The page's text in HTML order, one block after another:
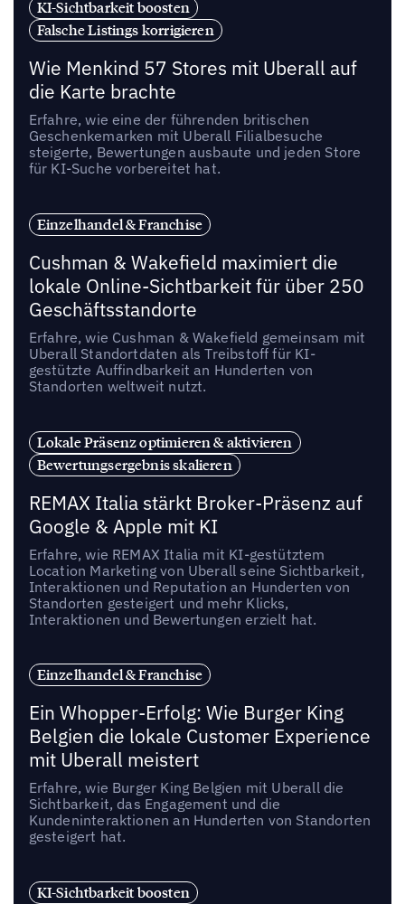
KI-Sichtbarkeit boosten
Falsche Listings korrigieren
Wie Menkind 57 Stores mit Uberall auf
die Karte brachte
Erfahre, wie eine der führenden britischen
Geschenkemarken mit Uberall Filialbesuche
steigerte, Bewertungen ausbaute und jeden Store
für KI-Suche vorbereitet hat.
Einzelhandel & Franchise
Cushman & Wakefield maximiert die
lokale Online-Sichtbarkeit für über 250
Geschäftsstandorte
Erfahre, wie Cushman & Wakefield gemeinsam mit
Uberall Standortdaten als Treibstoff für KI-
gestützte Auffindbarkeit an Hunderten von
Standorten weltweit nutzt.
Lokale Präsenz optimieren & aktivieren
Bewertungsergebnis skalieren
REMAX Italia stärkt Broker-Präsenz auf
Google & Apple mit KI
Erfahre, wie REMAX Italia mit KI-gestütztem
Location Marketing von Uberall seine Sichtbarkeit,
Interaktionen und Reputation an Hunderten von
Standorten gesteigert und mehr Klicks,
Interaktionen und Bewertungen erzielt hat.
Einzelhandel & Franchise
Ein Whopper-Erfolg: Wie Burger King
Belgien die lokale Customer Experience
mit Uberall meistert
Erfahre, wie Burger King Belgien mit Uberall die
Sichtbarkeit, das Engagement und die
Kundeninteraktionen an Hunderten von Standorten
gesteigert hat.
KI-Sichtbarkeit boosten